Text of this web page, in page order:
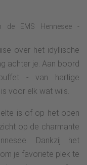
de EMS Hennesee -
over het idyllische
achter je. Aan boord
- van hartige
voor elk wat wils.
is of op het open
op de charmante
Dankzij het
je favoriete plek te